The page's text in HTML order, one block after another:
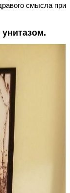
смысла при